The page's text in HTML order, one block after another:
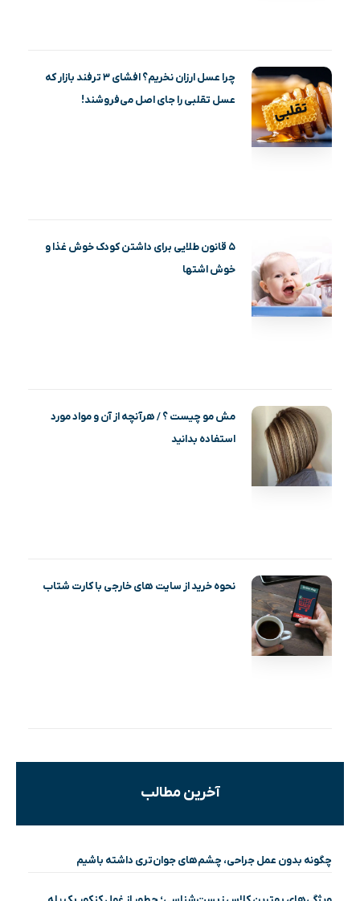
چرا عسل ارزان نخریم؟ افشای ۳ ترفند بازار که
عسل تقلبی را جای اصل می‌فروشند!
۵ قانون طلایی برای داشتن کودک خوش غذا و
خوش اشتها
مش مو چیست ؟ / هرآنچه از آن و مواد مورد
استفاده بدانید
نحوه خرید از سایت های خارجی با کارت شتاب
آخرین مطالب
چگونه بدون عمل جراحی، چشم‌های جوان‌تری داشته باشیم